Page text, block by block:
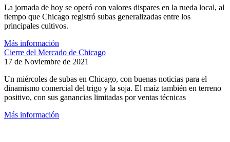
La jornada de hoy se operó con valores dispares en la rueda local, al
tiempo que Chicago registró subas generalizadas entre los
principales cultivos.
Más información
Cierre del Mercado de Chicago
17 de Noviembre de 2021
Un miércoles de subas en Chicago, con buenas noticias para el
dinamismo comercial del trigo y la soja. El maíz también en terreno
positivo, con sus ganancias limitadas por ventas técnicas
Más información